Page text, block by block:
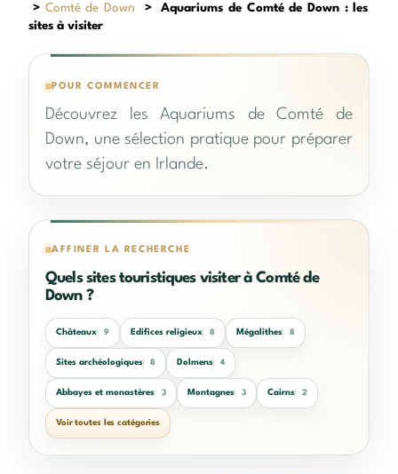
> Comté de Down >
Aquariums de Comté de Down : les
sites à visiter
POUR COMMENCER
Découvrez les Aquariums de Comté de
Down, une sélection pratique pour préparer
votre séjour en Irlande.
AFFINER LA RECHERCHE
Quels sites touristiques visiter à Comté de
Down ?
Châteaux 9 Edifices religieux 8 Mégalithes 8
Sites archéologiques 8 Dolmens 4
Abbayes et monastères 3 Montagnes 3 Cairns 2
Voir toutes les catégories